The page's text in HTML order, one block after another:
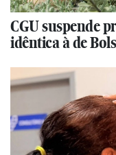
CGU suspende
idêntica à de